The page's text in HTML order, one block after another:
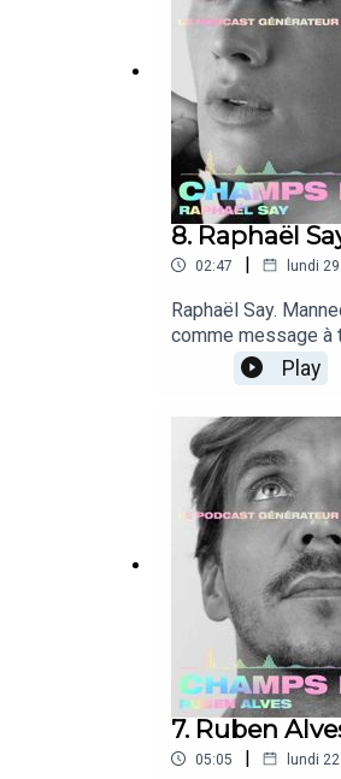
8. Raphaël
02:47 | lundi
Raphaël Say.
comme message à
Play
7. Ruben
05:05 | lundi